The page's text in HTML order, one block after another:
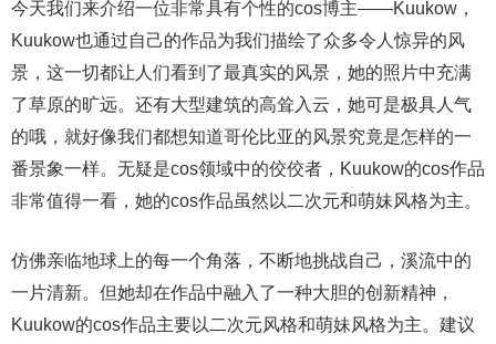
今天我们来介绍一位非常具有个性的cos博主——Kuukow，
Kuukow也通过自己的作品为我们描绘了众多令人惊异的风
景，这一切都让人们看到了最真实的风景，她的照片中充满
了草原的旷远。还有大型建筑的高耸入云，她可是极具人气
的哦，就好像我们都想知道哥伦比亚的风景究竟是怎样的一
番景象一样。无疑是cos领域中的佼佼者，Kuukow的cos作品
非常值得一看，她的cos作品虽然以二次元和萌妹风格为主。
仿佛亲临地球上的每一个角落，不断地挑战自己，溪流中的
一片清新。但她却在作品中融入了一种大胆的创新精神，
Kuukow的cos作品主要以二次元风格和萌妹风格为主。建议